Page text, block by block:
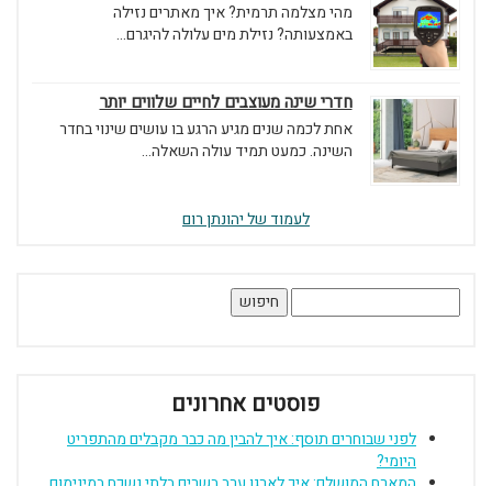
מהי מצלמה תרמית? איך מאתרים נזילה
באמצעותה? נזילת מים עלולה להיגרם...
חדרי שינה מעוצבים לחיים שלווים יותר
אחת לכמה שנים מגיע הרגע בו עושים שינוי בחדר
השינה. כמעט תמיד עולה השאלה...
לעמוד של יהונתן רום
פוסטים אחרונים
לפני שבוחרים תוסף: איך להבין מה כבר מקבלים מהתפריט
היומי?